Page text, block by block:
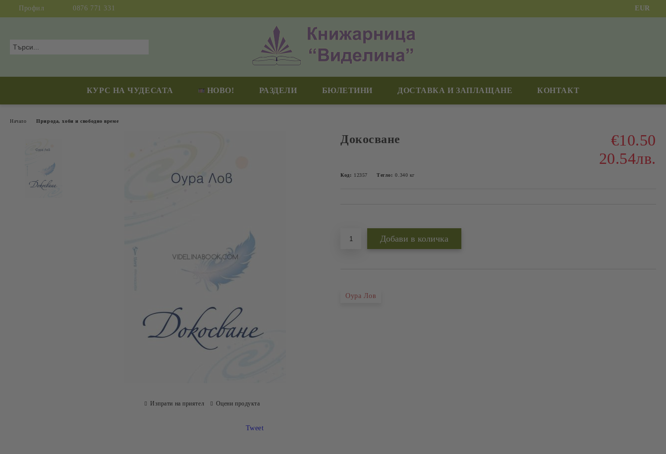
Профил 0876 771 331 EUR
КУРС НА ЧУДЕСАТА НОВО! РАЗДЕЛИ БЮЛЕТИНИ ДОСТАВКА И ЗАПЛАЩАНЕ КОНТАКТ
Начало Природа, хоби и свободно време
Докосване
€10.50
20.54лв.
Код: 12357 Тегло: 0.340 кг
Оура Лов
Изпрати на приятел Оцени продукта
Tweet